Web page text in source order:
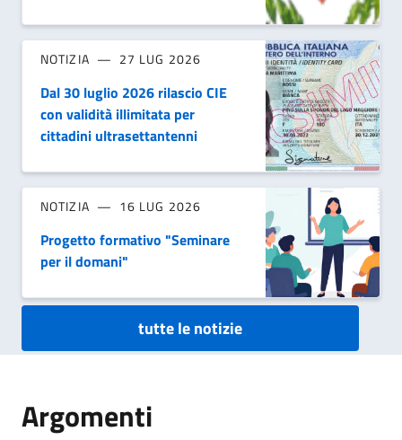
NOTIZIA 27 LUG 2026
Dal 30 luglio 2026 rilascio CIE
con validità illimitata per
cittadini ultrasettantenni
NOTIZIA 16 LUG 2026
Progetto formativo "Seminare
per il domani"
tutte le notizie
Argomenti